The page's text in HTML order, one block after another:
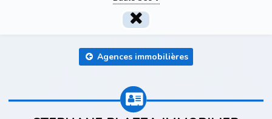
Agences immobilières